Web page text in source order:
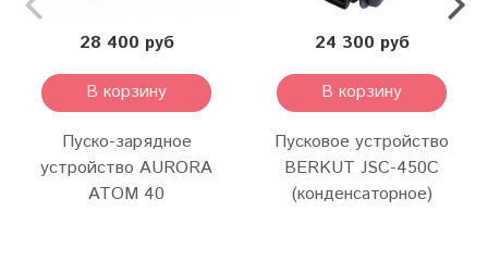
28 400 руб
В корзину
Пуско-зарядное
устройство AURORA
ATOM 40
24 300 руб
В корзину
Пусковое устройство
BERKUT JSC-450C
(конденсаторное)